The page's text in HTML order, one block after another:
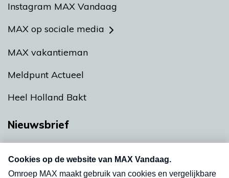
Instagram MAX Vandaag
MAX op sociale media
MAX vakantieman
Meldpunt Actueel
Heel Holland Bakt
Nieuwsbrief
nieuwsbrief. Elke vrijdag- en dinsdagochtend in
uw mailbox.